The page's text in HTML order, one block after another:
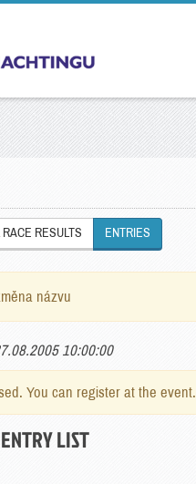
RACE RESULTS ENTRIES
názvu
10:00:00
You can register at the event.
LIST